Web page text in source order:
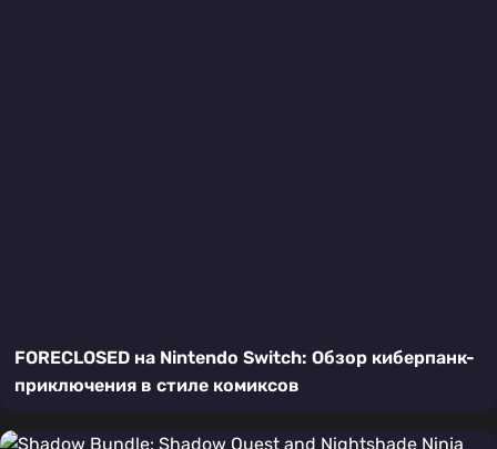
FORECLOSED на Nintendo Switch: Обзор киберпанк-
приключения в стиле комиксов